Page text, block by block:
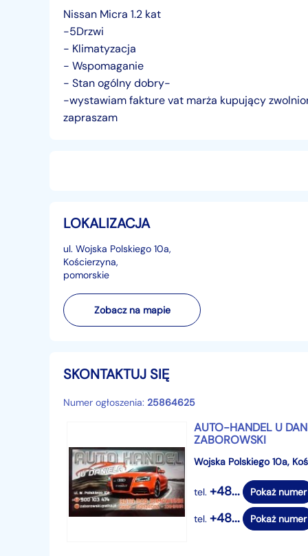
Nissan Micra 1.2 kat
-5Drzwi
- Klimatyzacja
- Wspomaganie
- Stan ogólny dobry-
-wystawiam fakture vat marża kupujący
zapraszam
LOKALIZACJA
ul. Wojska Polskiego 10a,
Kościerzyna,
pomorskie
Zobacz na mapie
SKONTAKTUJ SIĘ
Numer ogłoszenia: 25864625
AUTO-HANDEL U
ZABOROWSKI
Wojska Polskiego 10a,
tel. +48... Pokaż numer
tel. +48... Pokaż numer